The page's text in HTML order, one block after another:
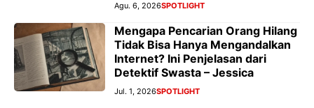
Agu. 6, 2026SPOTLIGHT
Mengapa Pencarian Orang Hilang
Tidak Bisa Hanya Mengandalkan
Internet? Ini Penjelasan dari
Detektif Swasta – Jessica
Jul. 1, 2026SPOTLIGHT